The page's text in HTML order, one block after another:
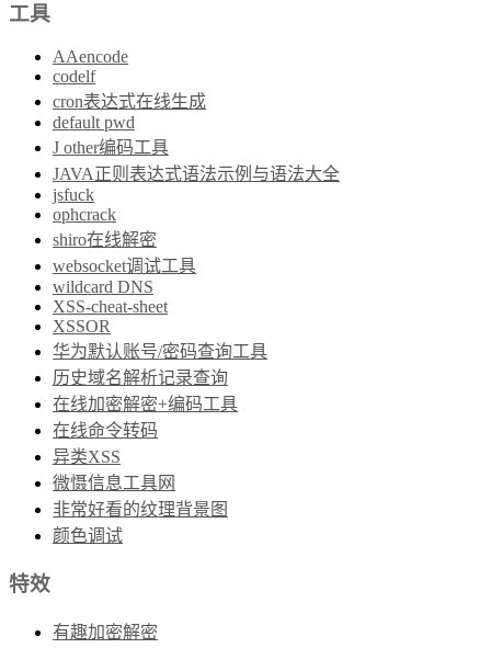
工具
AAencode
codelf
cron表达式在线生成
default pwd
J other编码工具
JAVA正则表达式语法示例与语法大全
jsfuck
ophcrack
shiro在线解密
websocket调试工具
wildcard DNS
XSS-cheat-sheet
XSSOR
华为默认账号/密码查询工具
历史域名解析记录查询
在线加密解密+编码工具
在线命令转码
异类XSS
微慑信息工具网
非常好看的纹理背景图
颜色调试
特效
有趣加密解密